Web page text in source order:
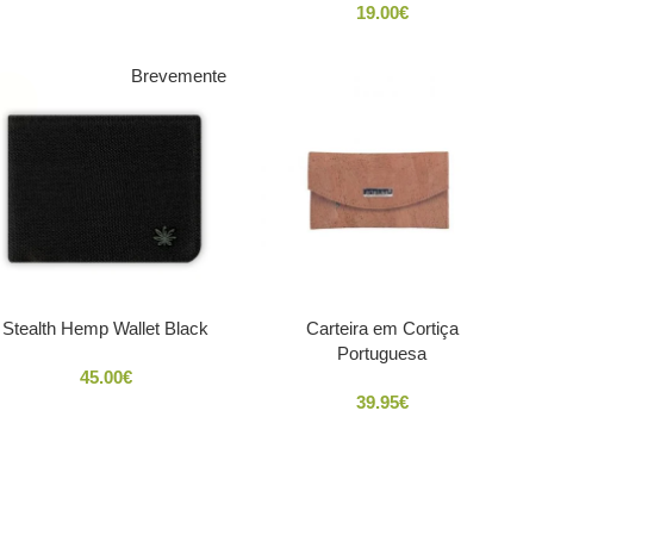
19.00€
OUT
Brevemente
Stealth Hemp Wallet Black
45.00€
Carteira em Cortiça
Portuguesa
39.95€